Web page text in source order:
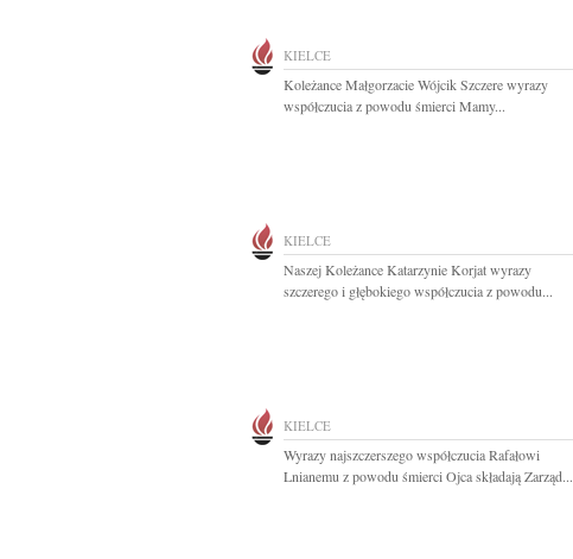
KIELCE
Koleżance Małgorzacie Wójcik Szczere wyrazy
współczucia z powodu śmierci Mamy...
KIELCE
Naszej Koleżance Katarzynie Korjat wyrazy
szczerego i głębokiego współczucia z powodu...
KIELCE
Wyrazy najszczerszego współczucia Rafałowi
Lnianemu z powodu śmierci Ojca składają Zarząd...